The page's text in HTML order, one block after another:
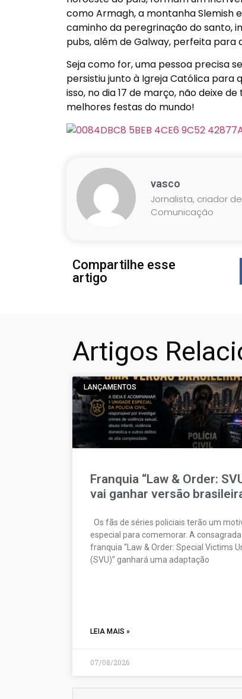
como Armagh, a montanha Slemish
caminho da peregrinação do santo,
pubs, além de Galway, perfeita para
Seja como for, uma pessoa precisa
persistiu junto à Igreja Católica para
isso, no dia 17 de março, não deixe
melhores festas do mundo!
vasco
Jornalista, criador
Comunicação
Compartilhe esse
artigo
Artigos
LANÇAMENTOS
Franquia “Law & Order:
vai ganhar versão
Os fãs de séries policiais terão um
especial para comemorar. A consagrada
franquia “Law & Order: Special Victims
(SVU)” ganhará uma adaptação
LEIA MAIS »
07/08/2026